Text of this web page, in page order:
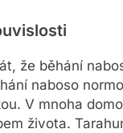
že běhání
naboso
V mnoha
života.